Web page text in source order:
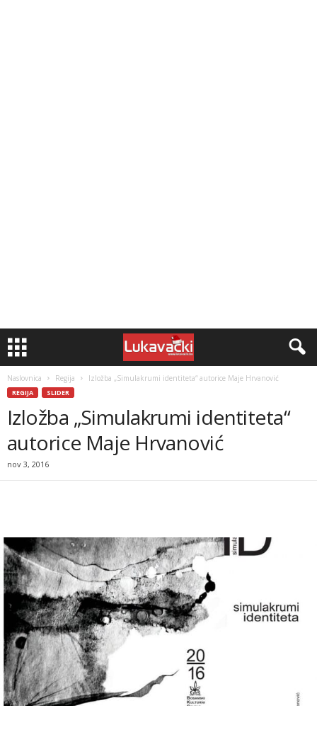
Naslovnica Regija Izložba „Simulakrumi identiteta“ autorice Maje Hrvanović
REGIJA SLIDER
Izložba „Simulakrumi identiteta“
autorice Maje Hrvanović
nov 3, 2016